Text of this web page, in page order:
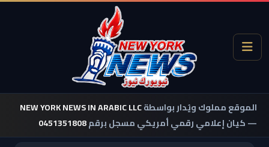
الموقع مملوك ويُدار بواسطةNEW YORK NEWS IN ARABIC LLC
— كيان إعلامي رقمي أمريكي مسجل برقم0451351808